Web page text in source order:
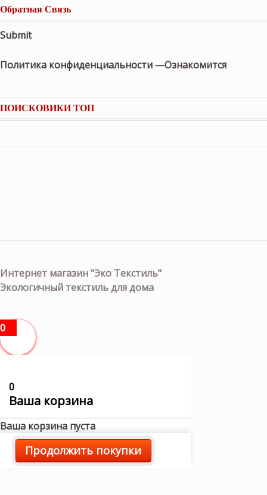
Обратная Связь
Submit
Политика конфиденциальности —Ознакомится
ПОИСКОВИКИ ТОП
Интернет магазин "Эко Текстиль"
Экологичный текстиль для дома
0
0
Ваша корзина
Ваша корзина пуста
Продолжить покупки